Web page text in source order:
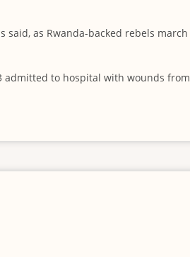
as Rwanda-backed rebels
admitted to hospital with wounds